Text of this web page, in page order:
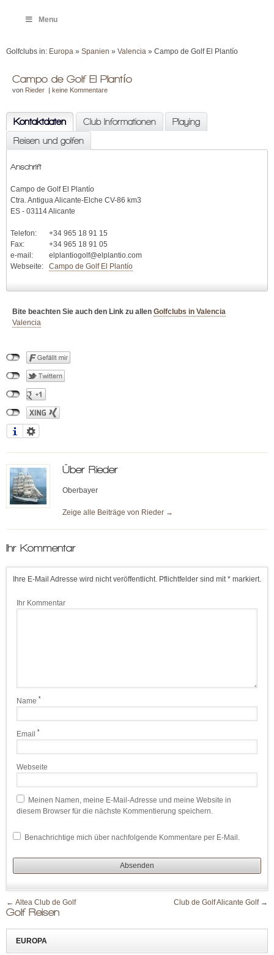
Menu
Golfclubs in: Europa » Spanien » Valencia » Campo de Golf El Plantío
Campo de Golf El Plantío
von Rieder | keine Kommentare
Kontaktdaten Club Informationen
Playing
Reisen und golfen
Anschrift
Campo de Golf El Plantío
Ctra. Antigua Alicante-Elche CV-86 km3
ES - 03114 Alicante
Telefon:
+34 965 18 91 15
Fax:
+34 965 18 91 05
e-mail:
elplantiogolf@elplantio.com
Webseite:
Campo de Golf El Plantío
Bite beachten Sie auch den Link zu allen Golfclubs in Valencia
Valencia
Über Rieder
Oberbayer
Zeige alle Beiträge von Rieder →
Ihr Kommentar
Ihre E-Mail Adresse wird nicht veröffentlicht. Pflichtfelder sind mit * markiert.
Ihr Kommentar
Name *
Email *
Webseite
Meinen Namen, meine E-Mail-Adresse und meine Website in
diesem Browser für die nächste Kommentierung speichern.
Benachrichtige mich über nachfolgende Kommentare per E-Mail.
← Altea Club de Golf Club de Golf Alicante Golf →
Golf Reisen
EUROPA